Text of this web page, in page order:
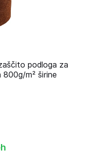
podloga za
m² širine